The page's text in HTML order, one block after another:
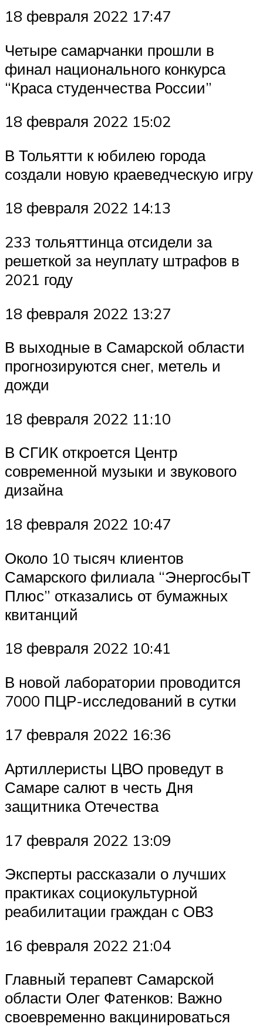
18 февраля 2022 17:47
Четыре самарчанки прошли в
финал национального конкурса
“Краса студенчества России”
18 февраля 2022 15:02
В Тольятти к юбилею города
создали новую краеведческую игру
18 февраля 2022 14:13
233 тольяттинца отсидели за
решеткой за неуплату штрафов в
2021 году
18 февраля 2022 13:27
В выходные в Самарской области
прогнозируются снег, метель и
дожди
18 февраля 2022 11:10
В СГИК откроется Центр
современной музыки и звукового
дизайна
18 февраля 2022 10:47
Около 10 тысяч клиентов
Самарского филиала “ЭнергосбыТ
Плюс” отказались от бумажных
квитанций
18 февраля 2022 10:41
В новой лаборатории проводится
7000 ПЦР-исследований в сутки
17 февраля 2022 16:36
Артиллеристы ЦВО проведут в
Самаре салют в честь Дня
защитника Отечества
17 февраля 2022 13:09
Эксперты рассказали о лучших
практиках социокультурной
реабилитации граждан с ОВЗ
16 февраля 2022 21:04
Главный терапевт Самарской
области Олег Фатенков: Важно
своевременно вакцинироваться